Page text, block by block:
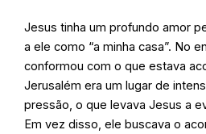
Jesus tinha um profundo amor
a ele como “a minha casa”. No
conformou com o que estava
Jerusalém era um lugar de
pressão, o que levava Jesus a
Em vez disso, ele buscava o